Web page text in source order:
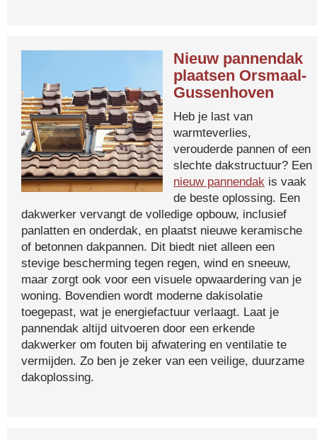
Nieuw pannendak
plaatsen Orsmaal-
Gussenhoven
Heb je last van
warmteverlies,
verouderde pannen of een
slechte dakstructuur? Een
nieuw pannendak is vaak
de beste oplossing. Een
dakwerker vervangt de volledige opbouw, inclusief
panlatten en onderdak, en plaatst nieuwe keramische
of betonnen dakpannen. Dit biedt niet alleen een
stevige bescherming tegen regen, wind en sneeuw,
maar zorgt ook voor een visuele opwaardering van je
woning. Bovendien wordt moderne dakisolatie
toegepast, wat je energiefactuur verlaagt. Laat je
pannendak altijd uitvoeren door een erkende
dakwerker om fouten bij afwatering en ventilatie te
vermijden. Zo ben je zeker van een veilige, duurzame
dakoplossing.